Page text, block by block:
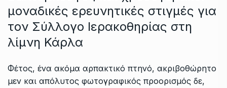
μοναδικές ερευνητικές στιγμές για
τον Σύλλογο Ιερακοθηρίας στη
λίμνη Κάρλα
Φέτος, ένα ακόμα αρπακτικό πτηνό, ακριβοθώρητο
μεν και απόλυτος φωτογραφικός προορισμός δε,